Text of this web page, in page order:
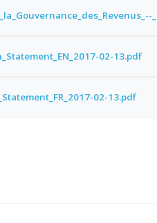
02-13.pdf
02-13.pdf